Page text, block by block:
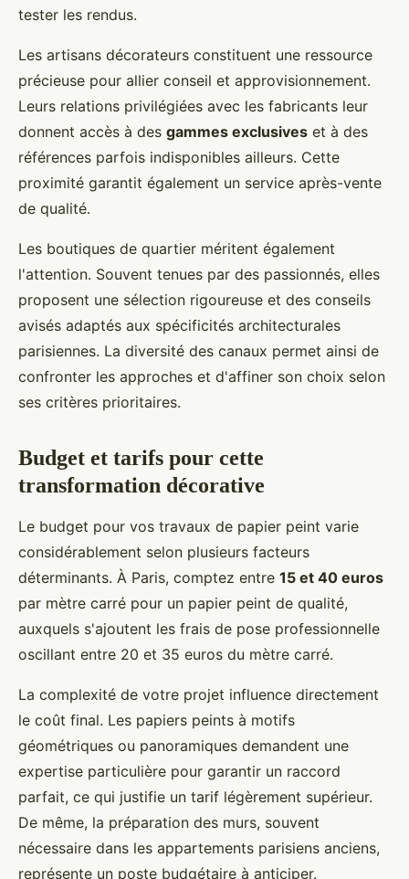
tester les rendus.
Les artisans décorateurs constituent une ressource
précieuse pour allier conseil et approvisionnement.
Leurs relations privilégiées avec les fabricants leur
donnent accès à des gammes exclusives et à des
références parfois indisponibles ailleurs. Cette
proximité garantit également un service après-vente
de qualité.
Les boutiques de quartier méritent également
l'attention. Souvent tenues par des passionnés, elles
proposent une sélection rigoureuse et des conseils
avisés adaptés aux spécificités architecturales
parisiennes. La diversité des canaux permet ainsi de
confronter les approches et d'affiner son choix selon
ses critères prioritaires.
Budget et tarifs pour cette
transformation décorative
Le budget pour vos travaux de papier peint varie
considérablement selon plusieurs facteurs
déterminants. À Paris, comptez entre 15 et 40 euros
par mètre carré pour un papier peint de qualité,
auxquels s'ajoutent les frais de pose professionnelle
oscillant entre 20 et 35 euros du mètre carré.
La complexité de votre projet influence directement
le coût final. Les papiers peints à motifs
géométriques ou panoramiques demandent une
expertise particulière pour garantir un raccord
parfait, ce qui justifie un tarif légèrement supérieur.
De même, la préparation des murs, souvent
nécessaire dans les appartements parisiens anciens,
représente un poste budgétaire à anticiper.